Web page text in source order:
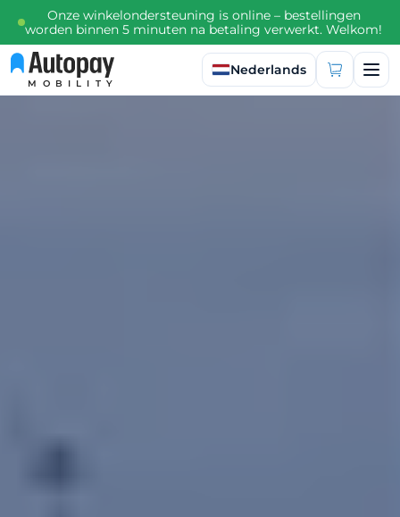
Onze winkelondersteuning is online – bestellingen
worden binnen 5 minuten na betaling verwerkt. Welkom!
MOBILITY
Taal selecteren
Nederlands